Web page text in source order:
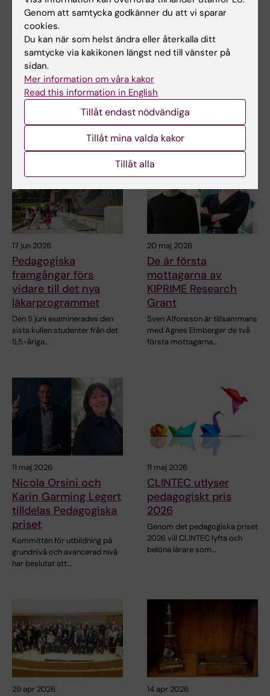
17 jun 2026
Nu går "sista kullen"
från gamla
läkarprogrammet ut i
yrkeslivet
När Gottfrid Rehnman och
hans kursare på det 5,5-åriga
Pedagogiska
framgångar förs
läkarprogrammet
Den 5 juni examinerades den
sista kullen studenter från det
5,5-åriga…
17 jun 2026
Pedagogiska
framgångar förs
vidare till det nya
läkarprogrammet
Den 5 juni examinerades den
sista kullen studenter från det
5,5-åriga…
20 maj 2026
De är första
mottagarna av
KIPRIME Research
Grant
Sven Alfonsson är tillsammans
med Agnes Elmberger de två
första mottagarna…
11 maj 2026
Nicola Orsini och
Karin Garming Legert
tilldelas Pedagogiska
priset
Kommittén för utbildning på
grundnivå och avancerad nivå
har beslutat att…
11 maj 2026
CLINTEC utlyser
pedagogiskt pris
2026
Genom det pedagogiska priset
2026 vill CLINTEC lyfta och
belöna lärare som…
29 apr 2026 14 apr 2026
Genom att samtycka godkänner du att vi sparar
cookies.
Du kan när som helst ändra eller återkalla ditt
samtycke via kakikonen längst ned till vänster på
sidan.
Mer information om våra kakor
Read this information in English
Tillåt endast nödvändiga
Tillåt mina valda kakor
Tillåt alla